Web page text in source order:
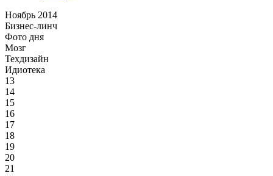
Ноябрь 2014
Бизнес-линч
Фото дня
Мозг
Техдизайн
Идиотека
13
14
15
16
17
18
19
20
21